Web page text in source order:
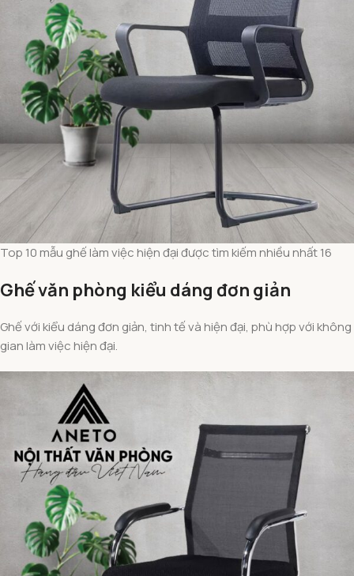
Top 10 mẫu ghế làm việc hiện đại được tìm kiếm nhiều nhất 16
Ghế văn phòng kiểu dáng đơn giản
Ghế với kiểu dáng đơn giản, tinh tế và hiện đại, phù hợp với không
gian làm việc hiện đại.